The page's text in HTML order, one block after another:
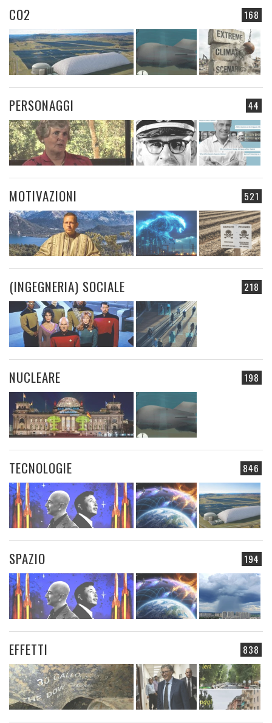
168
CO2
44
PERSONAGGI
521
MOTIVAZIONI
218
(INGEGNERIA) SOCIALE
198
NUCLEARE
846
TECNOLOGIE
194
SPAZIO
838
EFFETTI